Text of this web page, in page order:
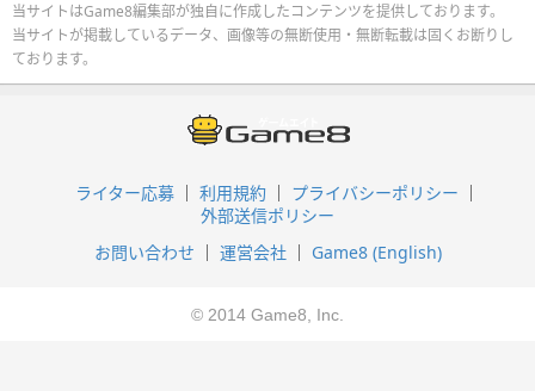
当サイトはGame8編集部が独自に作成したコンテンツを提供しております。
当サイトが掲載しているデータ、画像等の無断使用・無断転載は固くお断りし
ております。
ライター応募 利用規約
プライバシーポリシー
外部送信ポリシー
お問い合わせ
運営会社 Game8 (English)
© 2014 Game8, Inc.